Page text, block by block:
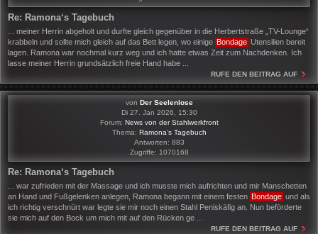
Re: Ramona‘s Tagebuch
... meiner Herrin abgeholt und durfte gleich gegenüber in die Herbertstraße „TV-Lounge“
krabbeln und sollte mich gleich auf das Bett legen, wo einige Bondage Utensilien bereit
lagen. Ramona war nochmal kurz weg und ich hatte etwas Zeit zum Nachdenken. Ich
lasse meiner Herrin grundsätzlich freie Hand habe ...
RUFE DEN BEITRAG AUF
von Der Seelenlose
Di 27. Jan 2026, 15:30
Forum: News von der Stahlwerkfront
Thema: Ramona‘s Tagebuch
Antworten: 883
Zugriffe: 1070168
Re: Ramona‘s Tagebuch
... war zufrieden mit der Massage und ich musste mich aufrichten und mir Manschetten
an Hand und Fußgelenken anlegen, Ramona begann mit einem festen Bondage und als
ich richtig verschnürt war legte sie mir noch einen Stahl Peniskäfig an. Nun beförderte
sie mich auf den Bock um mich mit auf den Rücken ge ...
RUFE DEN BEITRAG AUF